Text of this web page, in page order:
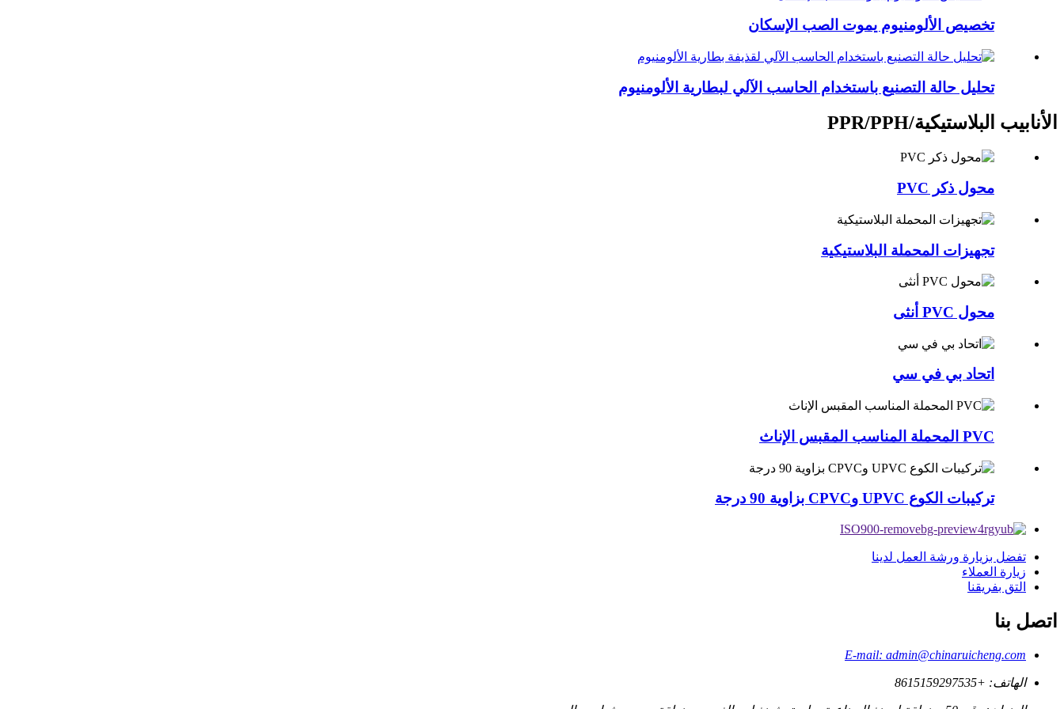
تخصيص الألومنيوم يموت الصب الإسكان
تحليل حالة التصنيع باستخدام الحاسب الآلي لبطارية الألومنيوم
الأنابيب البلاستيكية/PPR/PPH
محول ذكر PVC
تجهيزات المحملة البلاستيكية
محول PVC أنثى
اتحاد بي في سي
PVC المحملة المناسب المقبس الإناث
تركيبات الكوع UPVC وCPVC بزاوية 90 درجة
تفضل بزيارة ورشة العمل لدينا
زيارة العملاء
التق بفريقنا
اتصل بنا
E-mail: admin@chinaruicheng.com
الهاتف: +8615159297535